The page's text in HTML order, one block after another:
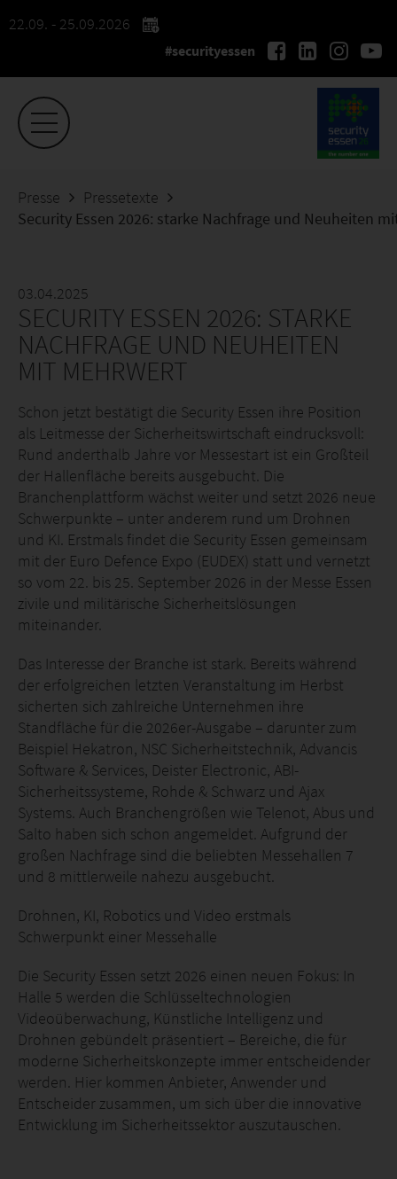
22.09. - 25.09.2026
#securityessen
Presse
Pressetexte
Security Essen 2026: starke Nachfrage und Neuheiten
03.04.2025
SECURITY ESSEN 2026: STARKE
NACHFRAGE UND NEUHEITEN
MIT MEHRWERT
Schon jetzt bestätigt die Security Essen ihre Position
als Leitmesse der Sicherheitswirtschaft eindrucksvoll:
Rund anderthalb Jahre vor Messestart ist ein Großteil
der Hallenfläche bereits ausgebucht. Die
Branchenplattform wächst weiter und setzt 2026 neue
Schwerpunkte – unter anderem rund um Drohnen
und KI. Erstmals findet die Security Essen gemeinsam
mit der Euro Defence Expo (EUDEX) statt und vernetzt
so vom 22. bis 25. September 2026 in der Messe Essen
zivile und militärische Sicherheitslösungen
miteinander.
Das Interesse der Branche ist stark. Bereits während
der erfolgreichen letzten Veranstaltung im Herbst
sicherten sich zahlreiche Unternehmen ihre
Standfläche für die 2026er-Ausgabe – darunter zum
Beispiel Hekatron, NSC Sicherheitstechnik, Advancis
Software & Services, Deister Electronic, ABI-
Sicherheitssysteme, Rohde & Schwarz und Ajax
Systems. Auch Branchengrößen wie Telenot, Abus und
Salto haben sich schon angemeldet. Aufgrund der
großen Nachfrage sind die beliebten Messehallen 7
und 8 mittlerweile nahezu ausgebucht.
Drohnen, KI, Robotics und Video erstmals
Schwerpunkt einer Messehalle
Die Security Essen setzt 2026 einen neuen Fokus: In
Halle 5 werden die Schlüsseltechnologien
Videoüberwachung, Künstliche Intelligenz und
Drohnen gebündelt präsentiert – Bereiche, die für
moderne Sicherheitskonzepte immer entscheidender
werden. Hier kommen Anbieter, Anwender und
Entscheider zusammen, um sich über die innovative
Entwicklung im Sicherheitssektor auszutauschen.